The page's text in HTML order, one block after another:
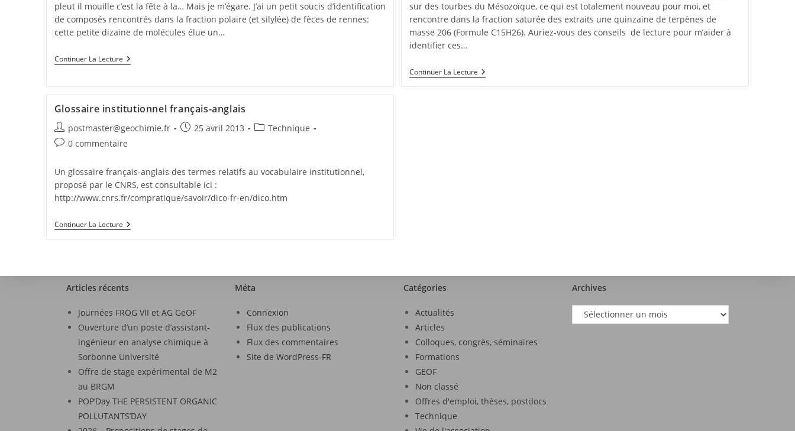
pleut il mouille c’est la fête à la… Mais je m’égare. J’ai un petit soucis d’identification
de composés rencontrés dans la fraction polaire (et silylée) de fèces de rennes:
cette petite dizaine de molécules élue un…
Continuer La Lecture
sur des tourbes du Mésozoïque, ce qui est totalement nouveau pour moi, et
rencontre dans la fraction saturée des extraits une quinzaine de terpènes de
masse 206 (Formule C15H26). Auriez-vous des conseils de lecture pour m’aider à
identifier ces…
Continuer La Lecture
Glossaire institutionnel français-anglais
postmaster@geochimie.fr 25 avril 2013
Technique
0 commentaire
Un glossaire français-anglais des termes relatifs au vocabulaire institutionnel,
proposé par le CNRS, est consultable ici :
http://www.cnrs.fr/compratique/savoir/dico-fr-en/dico.htm
Continuer La Lecture
Articles récents
Journées FROG VII et AG GeOF
Ouverture d’un poste d’assistant-
ingénieur en analyse chimique à
Sorbonne Université
Offre de stage expérimental de M2
au BRGM
POP’Day THE PERSISTENT ORGANIC
POLLUTANTS’DAY
Méta
Connexion
Flux des publications
Flux des commentaires
Site de WordPress-FR
Catégories
Actualités
Articles
Colloques, congrès, séminaires
Formations
GEOF
Non classé
Offres d'emploi, thèses, postdocs
Technique
Archives